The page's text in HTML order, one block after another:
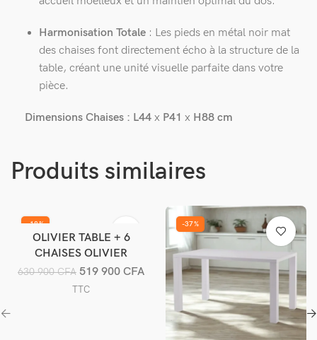
Harmonisation Totale : Les pieds en métal noir mat
des chaises font directement écho à la structure de la
table, créant une unité visuelle parfaite dans votre
pièce.
Dimensions Chaises : L44 x P41 x H88 cm
Produits similaires
-18%
Ajouter au panier
OLIVIER TABLE + 6
CHAISES OLIVIER
630 900CFA 519 900 CFA
TTC
-37%